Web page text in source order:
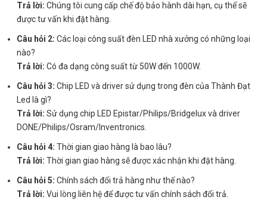
Trả lời: Chúng tôi cung cấp chế độ bảo hành dài hạn, cụ thể sẽ
được tư vấn khi đặt hàng.
Câu hỏi 2: Các loại công suất đèn LED nhà xưởng có những loại
nào?
Trả lời: Có đa dạng công suất từ 50W đến 1000W.
Câu hỏi 3: Chip LED và driver sử dụng trong đèn của Thành Đạt
Led là gì?
Trả lời: Sử dụng chip LED Epistar/Philips/Bridgelux và driver
DONE/Philips/Osram/Inventronics.
Câu hỏi 4: Thời gian giao hàng là bao lâu?
Trả lời: Thời gian giao hàng sẽ được xác nhận khi đặt hàng.
Câu hỏi 5: Chính sách đổi trả hàng như thế nào?
Trả lời: Vui lòng liên hệ để được tư vấn chính sách đổi trả.